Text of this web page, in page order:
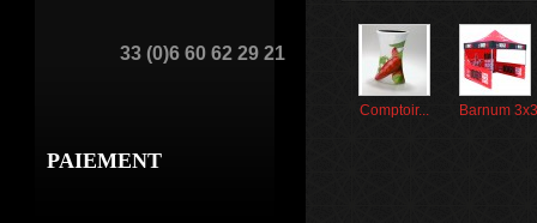
33 (0)6 60 62 29 21
PAIEMENT
Comptoir... Barnum